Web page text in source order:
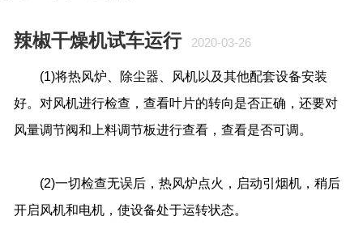
辣椒干燥机试车运行 2020-03-26
(1)将热风炉、除尘器、风机以及其他配套设备安装
好。对风机进行检查，查看叶片的转向是否正确，还要对
风量调节阀和上料调节板进行查看，查看是否可调。
(2)一切检查无误后，热风炉点火，启动引烟机，稍后
开启风机和电机，使设备处于运转状态。